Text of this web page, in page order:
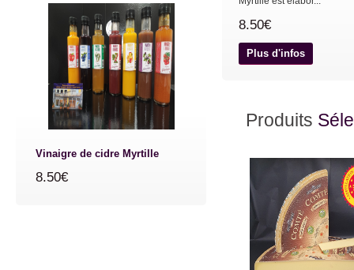
8.50€
Plus d'infos
Produits
Vinaigre de cidre Myrtille
8.50€